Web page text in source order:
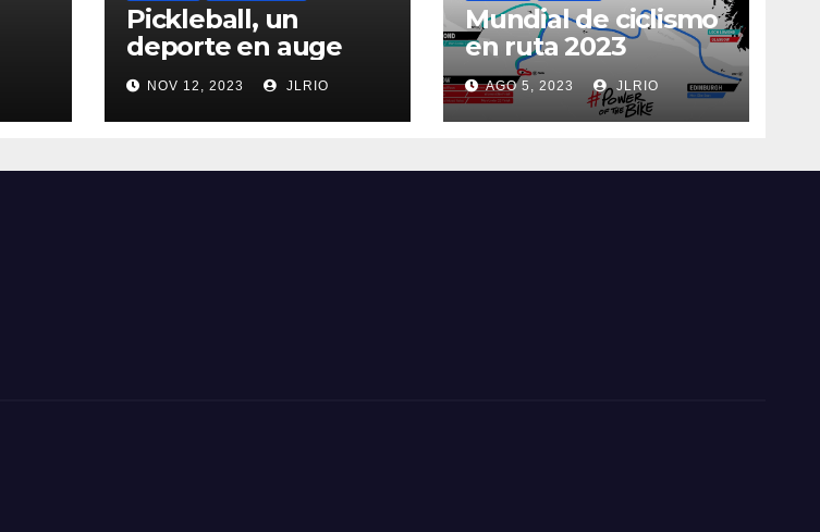
Pickleball, un
deporte en auge
NOV 12, 2023 JLRIO
Mundial de ciclismo
en ruta 2023
AGO 5, 2023 JLRIO